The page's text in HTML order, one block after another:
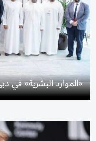
«الموارد البشرية» في